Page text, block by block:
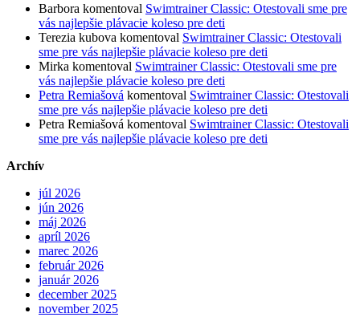
Barbora komentoval Swimtrainer Classic: Otestovali sme pre
vás najlepšie plávacie koleso pre deti
Terezia kubova komentoval Swimtrainer Classic: Otestovali
sme pre vás najlepšie plávacie koleso pre deti
Mirka komentoval Swimtrainer Classic: Otestovali sme pre
vás najlepšie plávacie koleso pre deti
Petra Remiašová komentoval Swimtrainer Classic: Otestovali
sme pre vás najlepšie plávacie koleso pre deti
Petra Remiašová komentoval Swimtrainer Classic: Otestovali
sme pre vás najlepšie plávacie koleso pre deti
Archív
júl 2026
jún 2026
máj 2026
apríl 2026
marec 2026
február 2026
január 2026
december 2025
november 2025